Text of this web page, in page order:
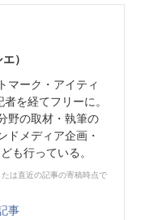
）
マーク・アイティ
を経てフリーに。
野の取材・執筆の
ドメディア企画・
も行っている。
は直近の記事の寄稿時点で
事